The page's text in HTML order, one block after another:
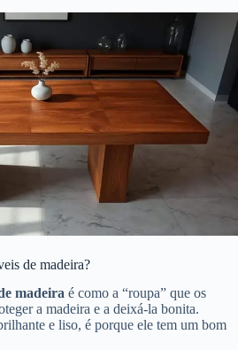
de madeira?
madeira é como a “roupa” que os
a madeira e a deixá-la bonita.
e liso, é porque ele tem um bom